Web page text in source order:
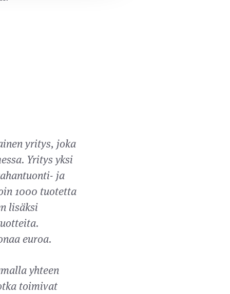
yritys, joka
Yritys yksi
ja
1000 tuotetta
lisäksi
euroa.
yhteen
toimivat